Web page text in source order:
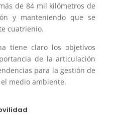
de 84 mil kilómetros de
y manteniendo que se
cuatrienio.
tiene claro los objetivos
de la articulación
para la gestión de
medio ambiente.